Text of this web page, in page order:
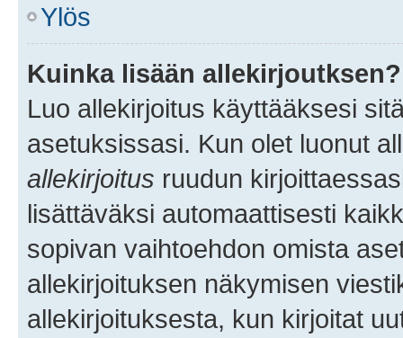
Ylös
Kuinka lisään allekirjoutksen?
Luo allekirjoitus käyttääksesi
asetuksissasi. Kun olet luonut
allekirjoitus ruudun
lisättäväksi automaattisesti
sopivan vaihtoehdon omista
allekirjoituksen näkymisen
allekirjoituksesta, kun kirjoitat